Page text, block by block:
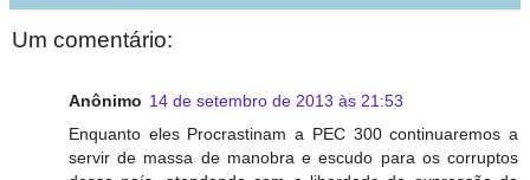
Um comentário:
Anônimo 14 de setembro de 2013 às 21:53
Enquanto eles Procrastinam a PEC 300 continuaremos a
servir de massa de manobra e escudo para os corruptos